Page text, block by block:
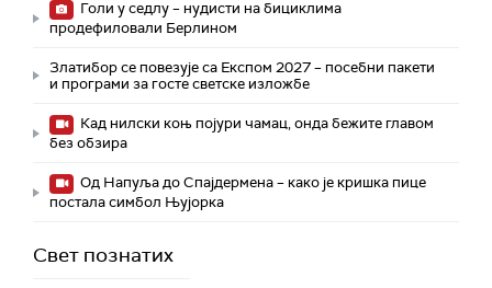
Голи у седлу – нудисти на бициклима
продефиловали Берлином
Златибор се повезује са Експом 2027 – посебни пакети
и програми за госте светске изложбе
Кад нилски коњ појури чамац, онда бежите главом
без обзира
Од Напуља до Спајдермена – како је кришка пице
постала симбол Њујорка
Свет познатих